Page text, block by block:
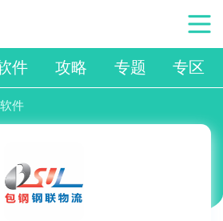
件 攻略 专题 专区
件